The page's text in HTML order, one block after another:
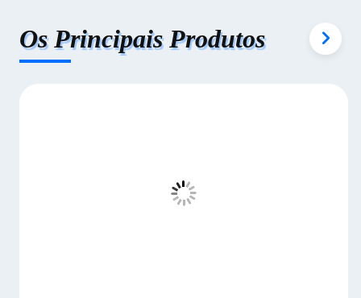
Os Principais Produtos